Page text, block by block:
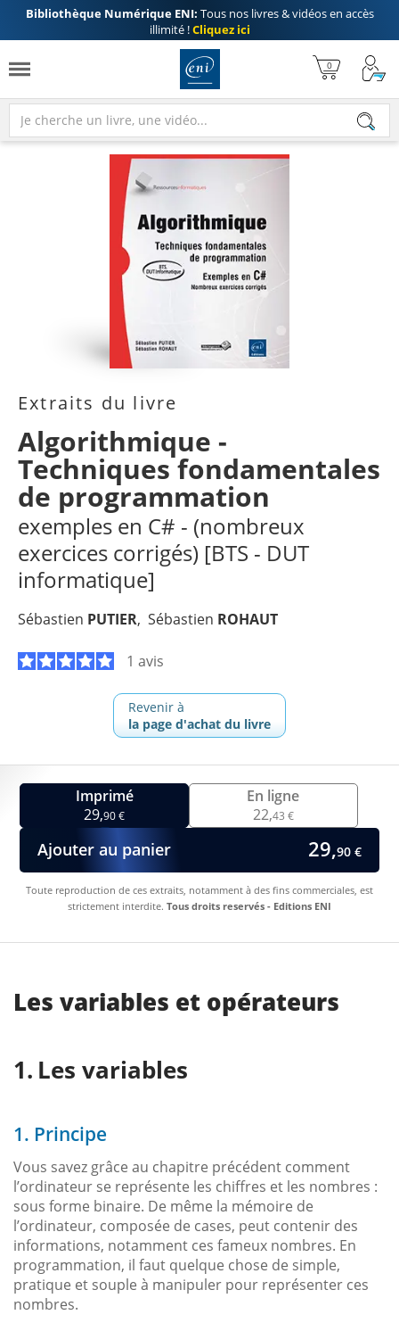
Bibliothèque Numérique ENI: Tous nos livres & vidéos en accès
illimité !Cliquez ici
Extraits du livre
Algorithmique -
Techniques fondamentales
de programmation
exemples en C# - (nombreux
exercices corrigés) [BTS - DUT
informatique]
Sébastien PUTIER Sébastien ROHAUT
1 avis
Revenir à
la page d'achat du livre
Imprimé
29,90 €
En ligne
22,43 €
Ajouter au panier 29,90 €
Toute reproduction de ces extraits, notamment à des fins commerciales, est
strictement interdite. Tous droits reservés - Editions ENI
Les variables et opérateurs
Les variables
1. Principe
Vous savez grâce au chapitre précédent comment
l’ordinateur se représente les chiffres et les nombres :
sous forme binaire. De même la mémoire de
l’ordinateur, composée de cases, peut contenir des
informations, notamment ces fameux nombres. En
programmation, il faut quelque chose de simple,
pratique et souple à manipuler pour représenter ces
nombres.